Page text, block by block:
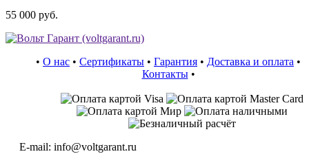
55 000 руб.
• О нас • Сертификаты • Гарантия • Доставка и оплата •
Контакты•
E-mail: info@voltgarant.ru